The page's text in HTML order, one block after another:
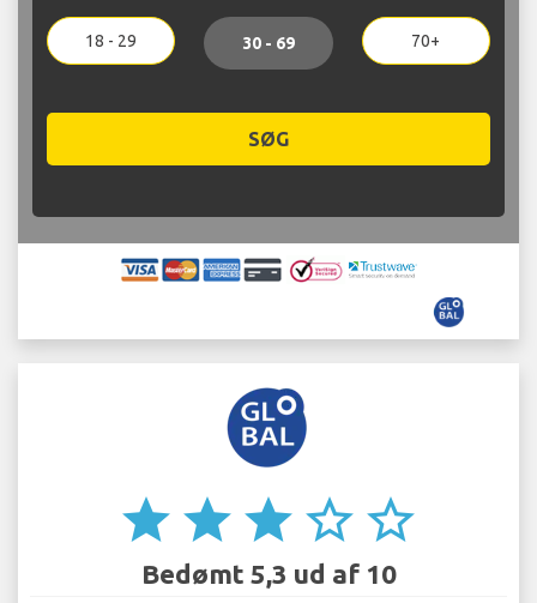
18 - 29 30 - 69 70+
SØG
star star star star_border star_border
Bedømt 5,3 ud af 10